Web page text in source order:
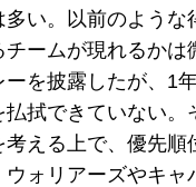
い。以前のよう
ームが現れるか
を披露したが、1
拭できていない
える上で、優先
ォリアーズやキ